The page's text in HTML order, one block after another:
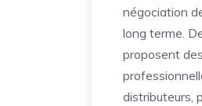
négociation
long terme.
proposent
distributeurs,